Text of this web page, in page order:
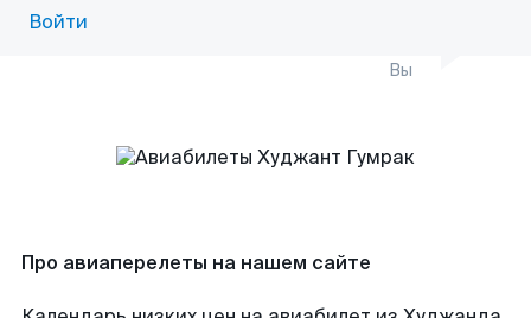
Войти
Вы
Про авиаперелеты на нашем сайте